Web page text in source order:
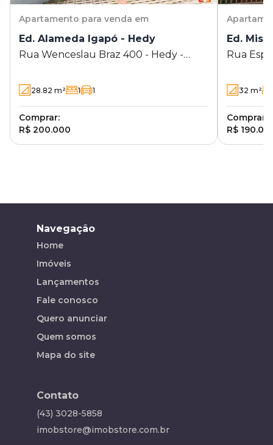
Apartamento para venda em
Ed. Alameda Igapó - Hedy
Rua Wenceslau Braz 400 - Hedy -
28.82 m² 1 1
Comprar:
R$ 200.000
Ed.
Rua
32 m²
Comprar:
R$
Navegação
Home
Imóveis
Lançamentos
Fale conosco
Quero anunciar
Quem somos
Mapa do site
Contato
(43) 3028-5858
imobstore@imobstore.com.br